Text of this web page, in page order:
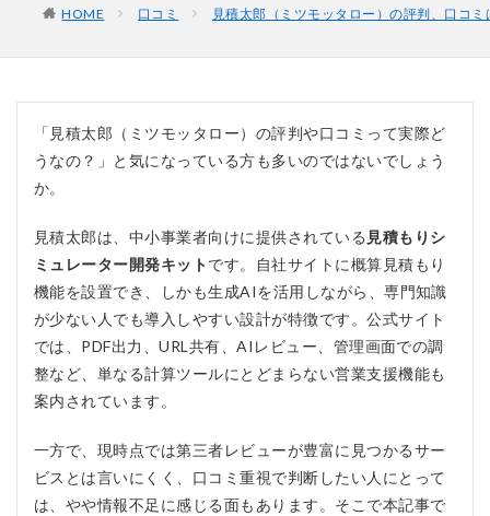
HOME 口コミ 見積太郎（ミツモッタロー）の評判、口コミ
「見積太郎（ミツモッタロー）の評判や口コミって実際ど
うなの？」と気になっている方も多いのではないでしょう
か。
見積太郎は、中小事業者向けに提供されている 見積もりシ
ミュレーター開発キットです。自社サイトに概算見積もり
機能を設置でき、しかも生成AIを活用しながら、専門知識
が少ない人でも導入しやすい設計が特徴です。公式サイト
では、PDF出力、URL共有、AIレビュー、管理画面での調
整など、単なる計算ツールにとどまらない営業支援機能も
案内されています。
一方で、現時点では第三者レビューが豊富に見つかるサー
ビスとは言いにくく、口コミ重視で判断したい人にとって
は、やや情報不足に感じる面もあります。そこで本記事で